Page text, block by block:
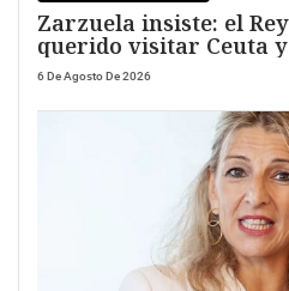
Zarzuela insiste: el
querido visitar Ceuta
6 De Agosto De 2026